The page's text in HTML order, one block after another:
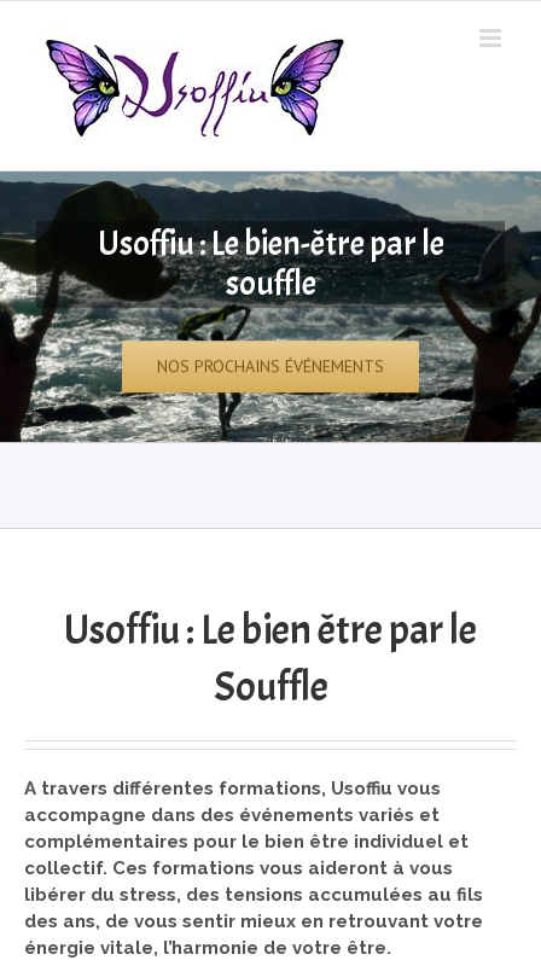
content
Usoffiu : Le bien-être par le
souffle
NOS PROCHAINS ÉVÉNEMENTS
Usoffiu : Le bien être par le
Souffle
A travers différentes formations, Usoffiu vous
accompagne dans des événements variés et
complémentaires pour le bien être individuel et
collectif. Ces formations vous aideront à vous
libérer du stress, des tensions accumulées au fils
des ans, de vous sentir mieux en retrouvant votre
énergie vitale, l’harmonie de votre être.